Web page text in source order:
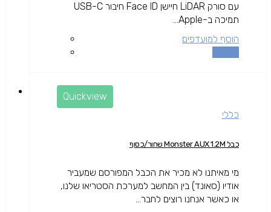
עם סורק LiDAR חיישן Face ID חיבור USB-C
תמיכה ב-Apple...
הוסף למועדפים
Quickview
כללי
כבל Monster AUX 1.2M שחור/כסוף
מי מאיתנו לא מכיר את הכבל המפורסם שמעביר
אודיו (סאונד) בין המחשב למערכת הסטריאו שלנו,
או כאשר אנחנו רוצים לחבר...